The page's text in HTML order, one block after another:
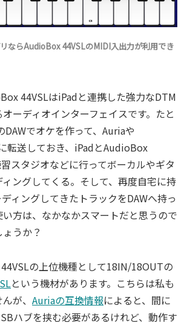
ならAudioBox 44VSLのMIDI入出力が利用でき
44VSLはiPadと連携した強力なDTM
ーディオインターフェイスです。たと
DAWでオケを作って、Auriaや
転送しておき、iPadとAudioBox
スタジオなどに行ってボーカルやギタ
ングしてくる。そして、再度自宅に持
ィングしてきたトラックをDAWへ持っ
方は、なかなかスマートだと思うので
うか？
の上位機種として18IN/18OUTの
という機材があります。こちらは私も
が、 Auriaの互換情報によると、間に
ハブを挟む必要があるけれど、動作す